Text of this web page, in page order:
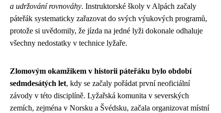
a udržování rovnováhy. Instruktorské školy v Alpách začaly
páteřák systematicky zařazovat do svých výukových programů,
protože si uvědomily, že jízda na jedné lyži dokonale odhaluje
všechny nedostatky v technice lyžaře.
Zlomovým okamžikem v historii páteřáku bylo období
sedmdesátých let, kdy se začaly pořádat první neoficiální
závody v této disciplíně. Lyžařská komunita v severských
zemích, zejména v Norsku a Švédsku, začala organizovat místní